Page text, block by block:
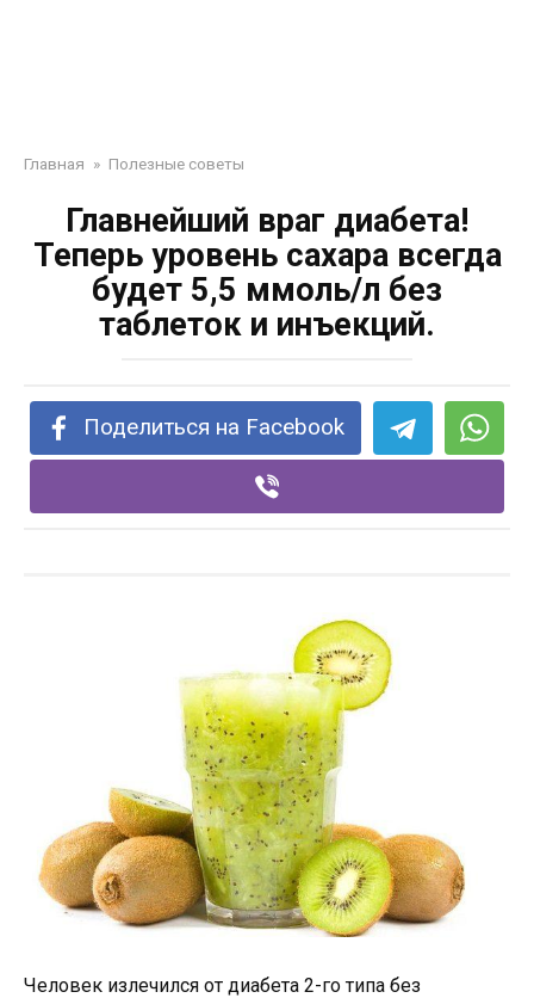
Главная » Полезные советы
Главнейший враг диабета!
Теперь уровень сахара всегда
будет 5,5 ммоль/л без
таблеток и инъекций.
Поделиться на Facebook
Человек излечился от диабета 2-го типа без